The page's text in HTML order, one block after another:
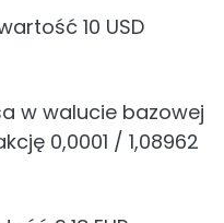
10 USD
w walucie bazowej
0,0001 / 1,08962